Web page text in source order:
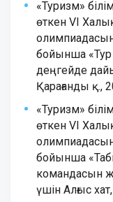
«Туризм»
өткен VI
бойынша «Тур
деңгейде
Қарағанды қ.,
«Туризм»
өткен VI
бойынша
командасын
үшін Алғыс